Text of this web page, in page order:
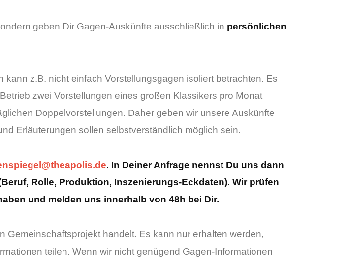
geben Dir Gagen-Auskünfte ausschließlich in persönlichen
z.B. nicht einfach Vorstellungsgagen isoliert betrachten. Es
zwei Vorstellungen eines großen Klassikers pro Monat
Doppelvorstellungen. Daher geben wir unsere Auskünfte
Erläuterungen sollen selbstverständlich möglich sein.
. In Deiner Anfrage nennst Du uns dann
Rolle, Produktion, Inszenierungs-Eckdaten). Wir prüfen
und melden uns innerhalb von 48h bei Dir.
Gemeinschaftsprojekt handelt. Es kann nur erhalten werden,
teilen. Wenn wir nicht genügend Gagen-Informationen